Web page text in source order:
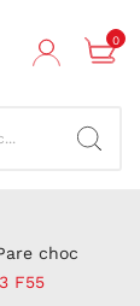
0
choc
F55